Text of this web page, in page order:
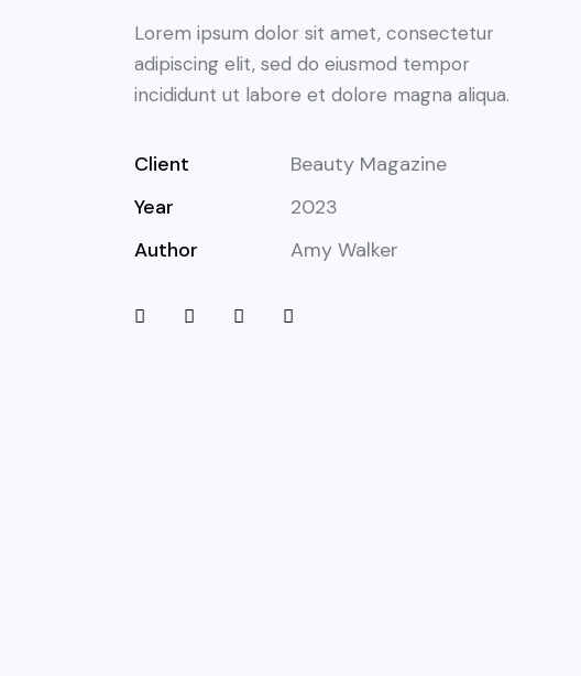
Lorem ipsum dolor sit amet, consectetur
adipiscing elit, sed do eiusmod tempor
incididunt ut labore et dolore magna aliqua.
Client
Beauty Magazine
Year
2023
Author
Amy Walker